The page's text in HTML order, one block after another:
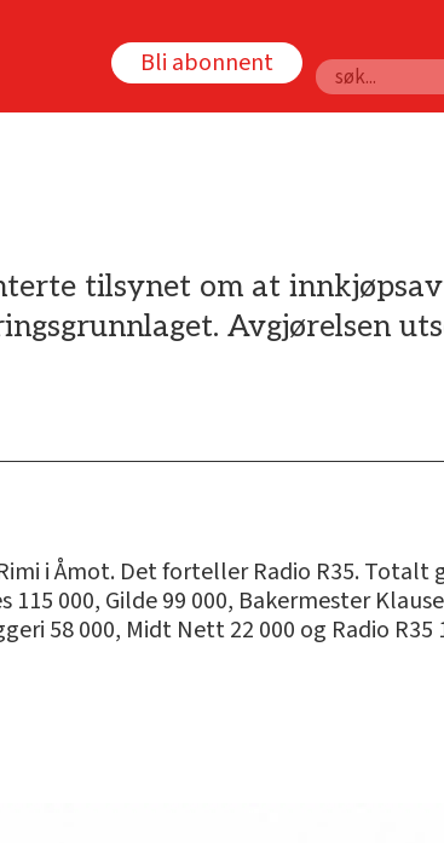
Bli abonnent
Søk
tilsynet om at
Avgjørelsen
i Åmot. Det forteller Radio R35. Totalt
000, Gilde 99 000, Bakermester
58 000, Midt Nett 22 000 og Radio R35